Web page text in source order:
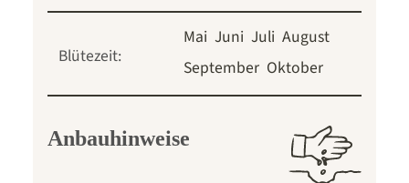
Blütezeit:
Mai Juni Juli August
September Oktober
Anbauhinweise